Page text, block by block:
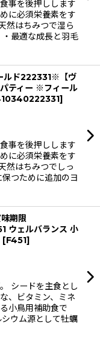
事を後押しします
に必須栄養素をす
然はちみつで湿ら
最適な成長と羽毛
ド222331※【ヴ
ティー ※フィール
]
事を後押しします
に必須栄養素をす
然はちみつでしっ
つために追加のヨ
期限
ウェルバランス 小
[F451]
シードを主食とし
、ビタミン、ミネ
小鳥用補助食で
ウム源として牡蠣